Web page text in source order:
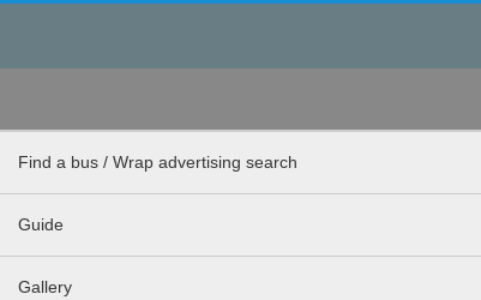
Find a bus / Wrap advertising search
Guide
Gallery